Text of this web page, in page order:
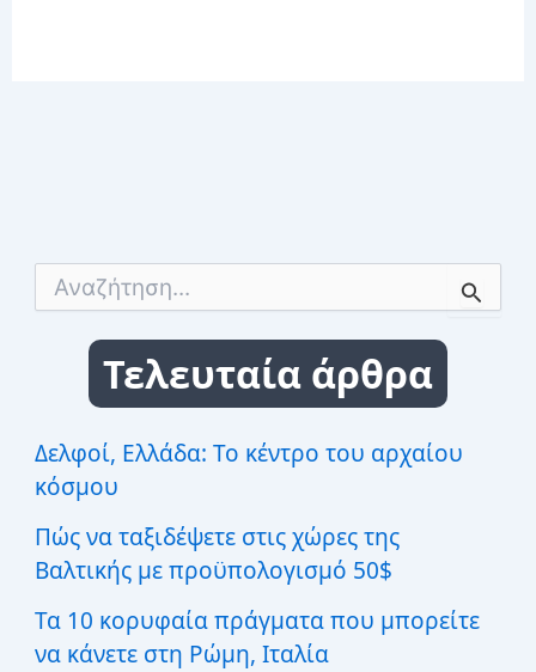
σ
η
γ
α
:
Τελευταία άρθρα
Δελφοί, Ελλάδα: Το κέντρο του αρχαίου
κόσμου
Πώς να ταξιδέψετε στις χώρες της
Βαλτικής με προϋπολογισμό 50$
Τα 10 κορυφαία πράγματα που μπορείτε
να κάνετε στη Ρώμη, Ιταλία